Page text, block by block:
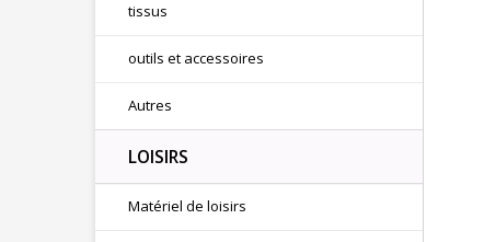
tissus
outils et accessoires
Autres
LOISIRS
Matériel de loisirs